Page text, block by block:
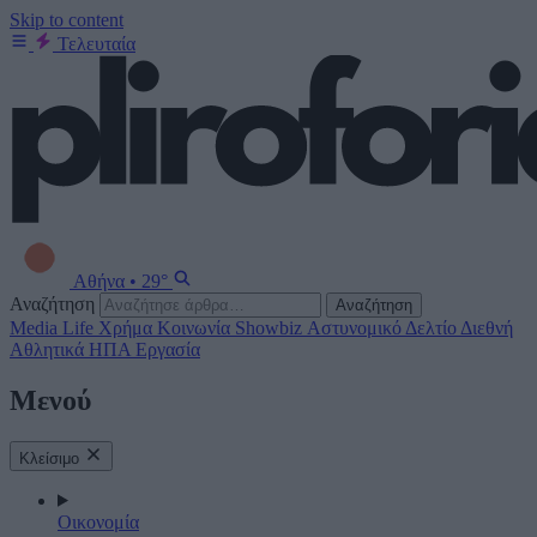
Skip to content
Τελευταία
Αθήνα • 29°
Αναζήτηση
Αναζήτηση
Media Life Χρήμα Κοινωνία Showbiz Αστυνομικό Δελτίο Διεθνή
Αθλητικά ΗΠΑ Εργασία
Μενού
Κλείσιμο
Οικονομία